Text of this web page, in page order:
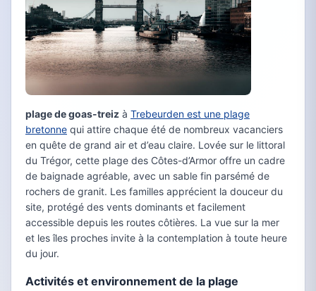
plage de goas-treiz à Trebeurden est une plage
bretonne qui attire chaque été de nombreux vacanciers
en quête de grand air et d’eau claire. Lovée sur le littoral
du Trégor, cette plage des Côtes-d’Armor offre un cadre
de baignade agréable, avec un sable fin parsémé de
rochers de granit. Les familles apprécient la douceur du
site, protégé des vents dominants et facilement
accessible depuis les routes côtières. La vue sur la mer
et les îles proches invite à la contemplation à toute heure
du jour.
Activités et environnement de la plage